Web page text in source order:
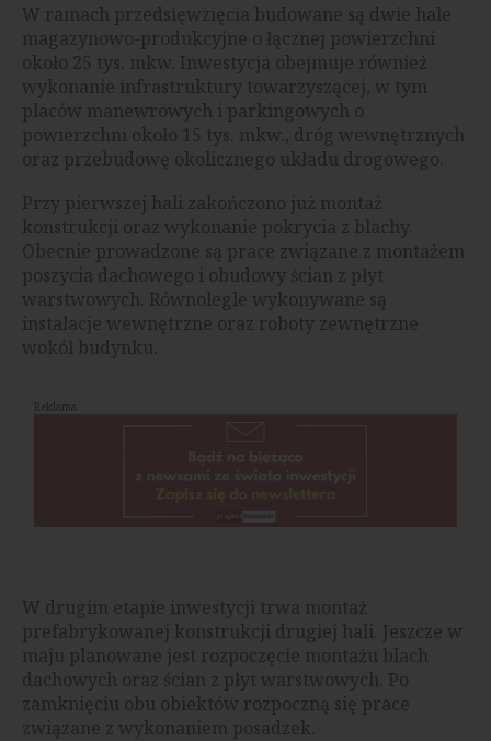
W ramach przedsięwzięcia budowane są dwie hale
magazynowo-produkcyjne o łącznej powierzchni
około 25 tys. mkw. Inwestycja obejmuje również
wykonanie infrastruktury towarzyszącej, w tym
placów manewrowych i parkingowych o
powierzchni około 15 tys. mkw., dróg wewnętrznych
oraz przebudowę okolicznego układu drogowego.
Przy pierwszej hali zakończono już montaż
konstrukcji oraz wykonanie pokrycia z blachy.
Obecnie prowadzone są prace związane z montażem
poszycia dachowego i obudowy ścian z płyt
warstwowych. Równolegle wykonywane są
instalacje wewnętrzne oraz roboty zewnętrzne
wokół budynku.
Reklama
W drugim etapie inwestycji trwa montaż
prefabrykowanej konstrukcji drugiej hali. Jeszcze w
maju planowane jest rozpoczęcie montażu blach
dachowych oraz ścian z płyt warstwowych. Po
zamknięciu obu obiektów rozpoczną się prace
związane z wykonaniem posadzek.